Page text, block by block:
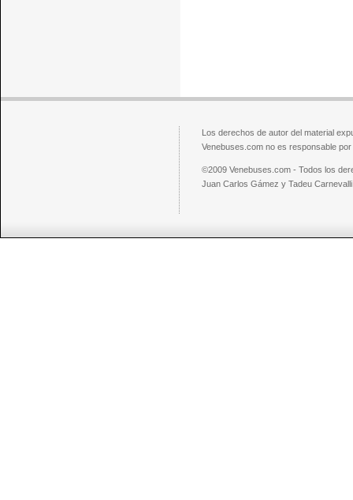
Los derechos de autor del material
Venebuses.com no es responsable
©2009 Venebuses.com - Todos los
Juan Carlos Gámez y Tadeu Carnevalli